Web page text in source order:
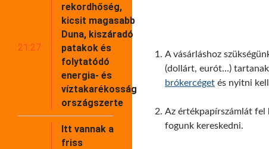
A vásárláshoz
(dollárt, eurót…)
brókercéget és nyitni
Az értékpapírszámlát fel
fogunk kereskedni.
21:27
rekordhőség,
kicsit magasabb
Duna, kiszáradó
patakok és
folytatódó
energia- és
víztakarékosság
országszerte
Itt vannak a
friss